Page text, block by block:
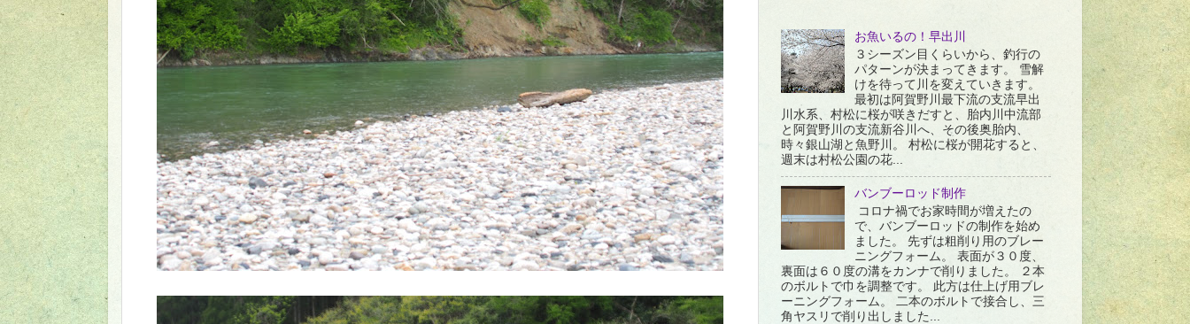
お魚いるの！早出川
３シーズン目くらいから、釣行の
パターンが決まってきます。 雪解
けを待って川を変えていきます。
最初は阿賀野川最下流の支流早出
川水系、村松に桜が咲きだすと、胎内川中流部
と阿賀野川の支流新谷川へ、その後奥胎内、
時々銀山湖と魚野川。 村松に桜が開花すると、
週末は村松公園の花...
バンブーロッド制作
コロナ禍でお家時間が増えたの
で、バンブーロッドの制作を始め
ました。 先ずは粗削り用のブレー
ニングフォーム。 表面が３０度、
裏面は６０度の溝をカンナで削りました。 ２本
のボルトで巾を調整です。 此方は仕上げ用ブレ
ーニングフォーム。 二本のボルトで接合し、三
角ヤスリで削り出しました...